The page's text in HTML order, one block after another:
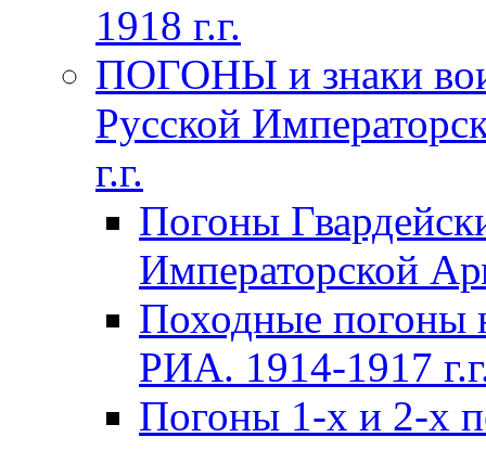
1918 г.г.
ПОГОНЫ и знаки
Русской
г.г.
Погоны
Императорской
Походные погоны
РИА. 1914-1917
Погоны 1-х и 2-х